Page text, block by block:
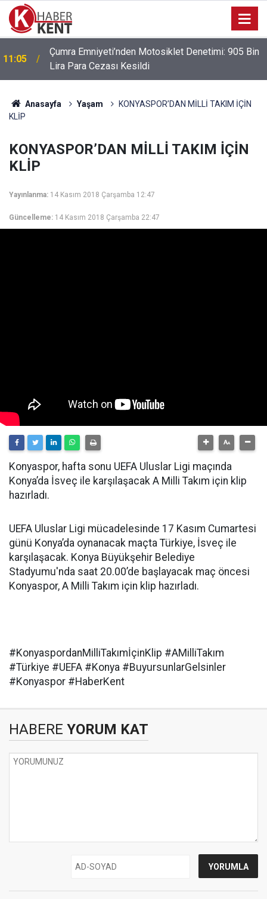
10:38
Park Halindeki Aracın Camını Kırarak Para ve
Altınları Çalan Şüpheliler Yakalandı
Anasayfa Yaşam
KONYASPOR’DAN MİLLİ TAKIM İÇİN
KLİP
KONYASPOR’DAN MİLLİ TAKIM İÇİN
KLİP
Yayınlanma: 14 Kasım 2018 Çarşamba 12:47
Güncelleme: 14 Kasım 2018 Çarşamba 22:47
Konyaspor, hafta sonu UEFA Uluslar Ligi maçında
Konya’da İsveç ile karşılaşacak A Milli Takım için klip
hazırladı.
UEFA Uluslar Ligi mücadelesinde 17 Kasım Cumartesi
günü Konya’da oynanacak maçta Türkiye, İsveç ile
karşılaşacak. Konya Büyükşehir Belediye
Stadyumu'nda saat 20.00’de başlayacak maç öncesi
Konyaspor, A Milli Takım için klip hazırladı.
#KonyaspordanMilliTakımİçinKlip #AMilliTakım
#Türkiye #UEFA #Konya #BuyursunlarGelsinler
#Konyaspor #HaberKent
HABERE YORUM KAT